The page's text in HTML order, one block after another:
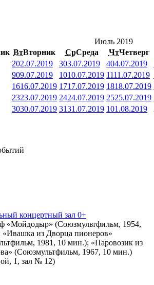
Июль 2019
ВтВторник СрСреда ЧтЧетверг
202.07.2019 303.07.2019 404.07.2019
909.07.2019 1010.07.2019 1111.07.2019
1616.07.2019 1717.07.2019 1818.07.2019
2323.07.2019 2424.07.2019 2525.07.2019
3030.07.2019 3131.07.2019 101.08.2019
концертный зал 0+
«Мойдодыр» (Союзмультфильм, 1954,
«Ивашка из Дворца пионеров»
1981, 10 мин.); «Паровозик из
(Союзмультфильм, 1967, 10 мин.)
1, зал № 12)